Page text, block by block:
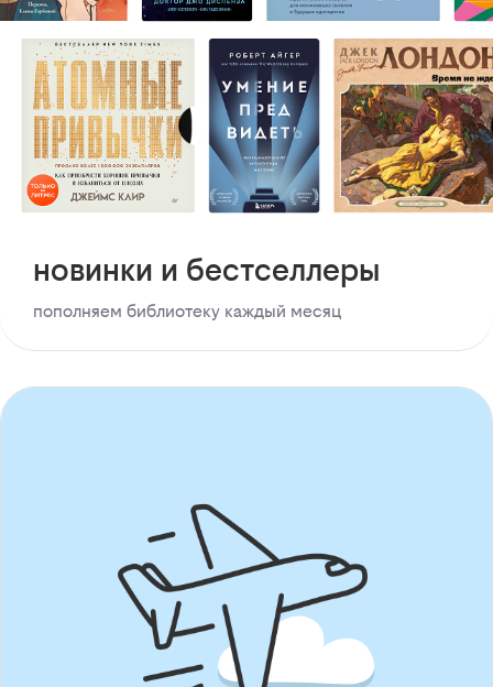
новинки и бестселлеры
пополняем библиотеку каждый месяц